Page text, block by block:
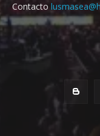
Contacto